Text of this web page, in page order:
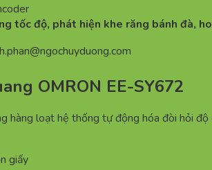
tốc độ, phát hiện khe răng bánh đà,
OMRON EE-SY672
loạt hệ thống tự động hóa đòi hỏi độ
giấy